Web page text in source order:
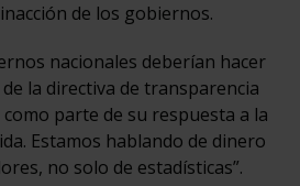
de los gobiernos.
nacionales deberían hacer
la directiva de transparencia
parte de su respuesta a la
Estamos hablando de dinero
no solo de estadísticas”.